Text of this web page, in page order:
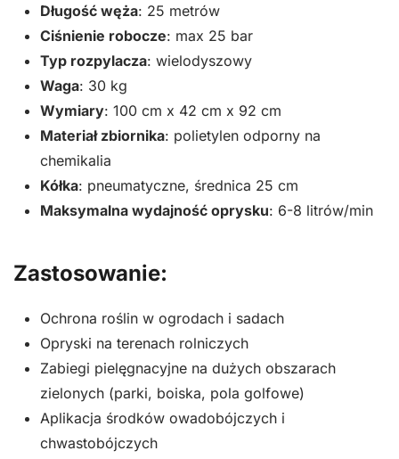
Długość węża: 25 metrów
Ciśnienie robocze: max 25 bar
Typ rozpylacza: wielodyszowy
Waga: 30 kg
Wymiary: 100 cm x 42 cm x 92 cm
Materiał zbiornika: polietylen odporny na
chemikalia
Kółka: pneumatyczne, średnica 25 cm
Maksymalna wydajność oprysku: 6-8 litrów/min
Zastosowanie:
Ochrona roślin w ogrodach i sadach
Opryski na terenach rolniczych
Zabiegi pielęgnacyjne na dużych obszarach
zielonych (parki, boiska, pola golfowe)
Aplikacja środków owadobójczych i
chwastobójczych